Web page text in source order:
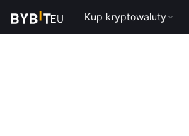
Kup kryptowaluty